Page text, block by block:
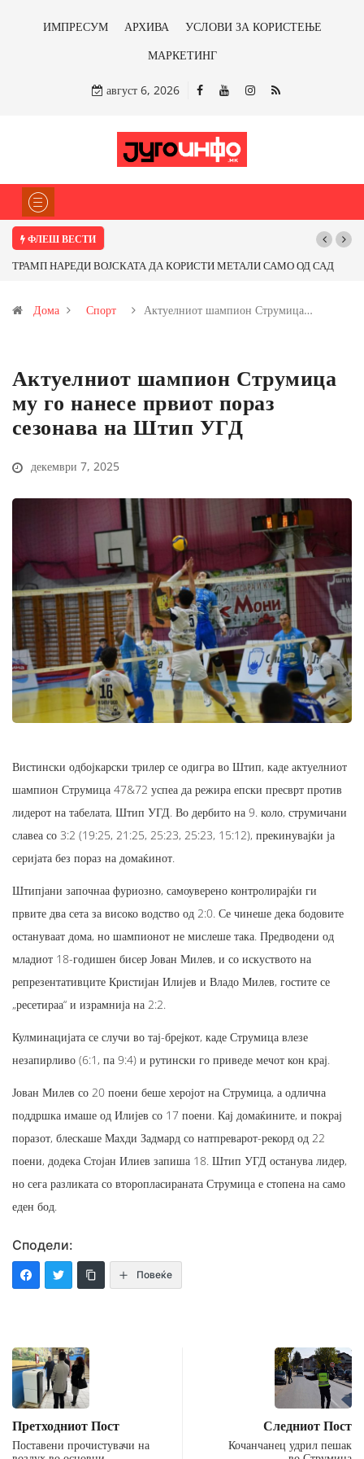
ИМПРЕСУМ АРХИВА
УСЛОВИ ЗА КОРИСТЕЊЕ
МАРКЕТИНГ
август 6, 2026
ФЛЕШ ВЕСТИ
САМО ОД САД
Почнува реконструкцијата на улицата „5-ти
Дома Спорт Актуелниот шампион Струмица…
Актуелниот шампион Струмица
му го нанесе првиот пораз
сезонава на Штип УГД
декември 7, 2025
Вистински одбојкарски трилер се одигра во Штип, каде актуелниот
шампион Струмица 47&72 успеа да режира епски пресврт против
лидерот на табелата, Штип УГД. Во дербито на 9. коло, струмичани
славеа со 3:2 (19:25, 21:25, 25:23, 25:23, 15:12), прекинувајќи ја
серијата без пораз на домаќинот.
Штипјани започнаа фуриозно, самоуверено контролирајќи ги
првите два сета за високо водство од 2:0. Се чинеше дека бодовите
остануваат дома, но шампионот не мислеше така. Предводени од
младиот 18-годишен бисер Јован Милев, и со искуството на
репрезентативците Кристијан Илијев и Владо Милев, гостите се
„ресетираа“ и израмнија на 2:2.
Кулминацијата се случи во тај-брејкот, каде Струмица влезе
незапирливо (6:1, па 9:4) и рутински го приведе мечот кон крај.
Јован Милев со 20 поени беше херојот на Струмица, а одлична
поддршка имаше од Илијев со 17 поени. Кај домаќините, и покрај
поразот, блескаше Махди Задмард со натпреварот-рекорд од 22
поени, додека Стојан Илиев запиша 18. Штип УГД останува лидер,
но сега разликата со второпласираната Струмица е стопена на само
еден бод.
Сподели:
Повеќе
Претходниот Пост
Поставени прочистувачи на
Следниот Пост
Кочанчанец удрил пешак